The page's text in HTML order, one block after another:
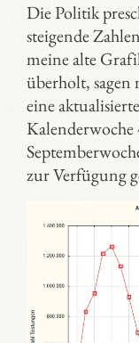
Die Politik
steigende
meine alte
überholt, sagen
eine
Kalenderwoche
zur Verfügung